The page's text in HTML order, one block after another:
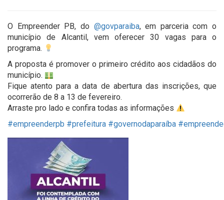
O Empreender PB, do @govparaiba, em parceria com o
município de Alcantil, vem oferecer 30 vagas para o
programa.
A proposta é promover o primeiro crédito aos cidadãos do
município.
Fique atento para a data de abertura das inscrições, que
ocorrerão de 8 a 13 de fevereiro.
Arraste pro lado e confira todas as informações
#empreenderpb #prefeitura #governodaparaíba